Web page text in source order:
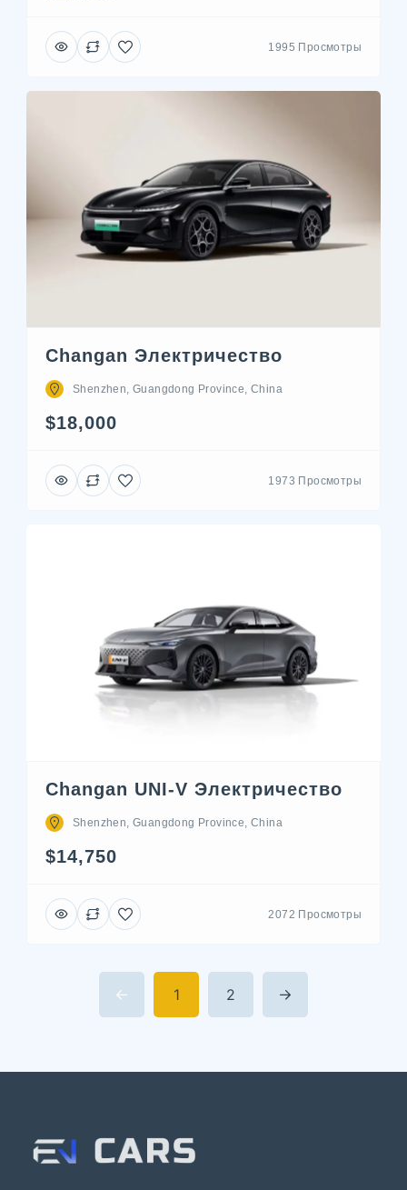
1995 Просмотры
Changan Электричество
Shenzhen, Guangdong Province, China
$18,000
1973 Просмотры
Changan UNI-V Электричество
Shenzhen, Guangdong Province, China
$14,750
2072 Просмотры
1 2